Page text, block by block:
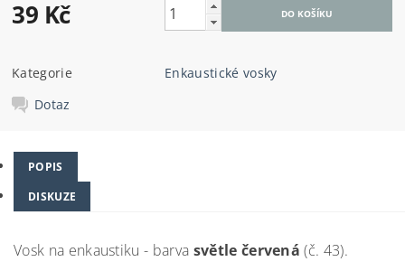
39 Kč
Kategorie
Enkaustické vosky
Dotaz
POPIS
DISKUZE
Vosk na enkaustiku - barva světle červená (č. 43).